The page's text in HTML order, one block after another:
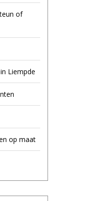
of
Liempde
op maat